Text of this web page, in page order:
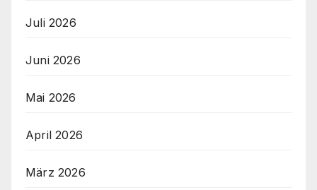
Juli 2026
Juni 2026
Mai 2026
April 2026
März 2026